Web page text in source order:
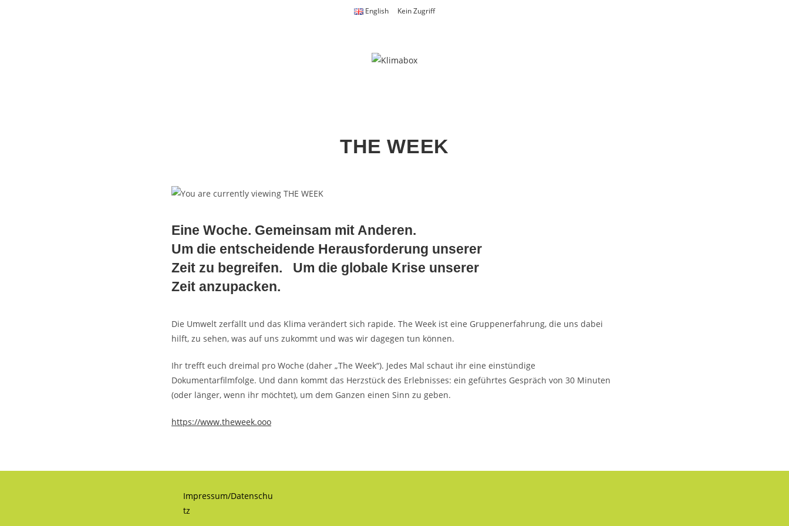
English Kein Zugriff
THE WEEK
Eine Woche. Gemeinsam mit Anderen.
Um die entscheidende Herausforderung unserer
Zeit zu begreifen. Um die globale Krise unserer
Zeit anzupacken.
Die Umwelt zerfällt und das Klima verändert sich rapide. The Week ist eine Gruppenerfahrung, die uns dabei
hilft, zu sehen, was auf uns zukommt und was wir dagegen tun können.
Ihr trefft euch dreimal pro Woche (daher „The Week“). Jedes Mal schaut ihr eine einstündige
Dokumentarfilmfolge. Und dann kommt das Herzstück des Erlebnisses: ein geführtes Gespräch von 30 Minuten
(oder länger, wenn ihr möchtet), um dem Ganzen einen Sinn zu geben.
https://www.theweek.ooo
Impressum/Datenschu
tz